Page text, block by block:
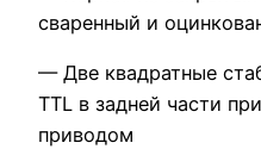
сваренный и
— Две квадратные
TTL в задней части
приводом